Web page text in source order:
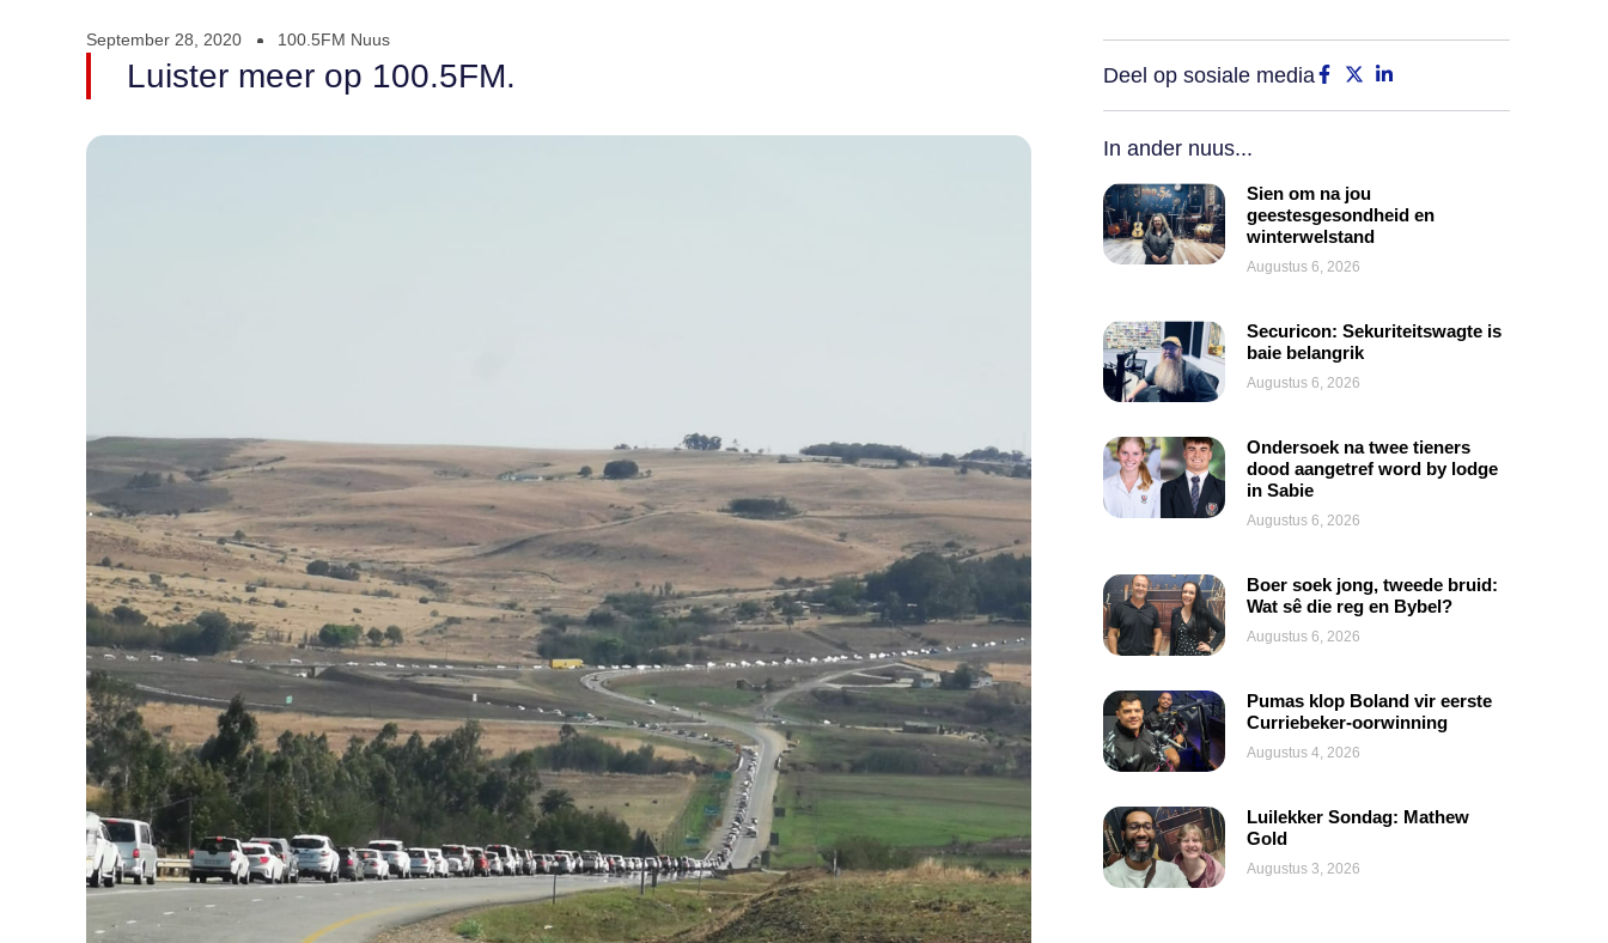
September 28, 2020 100.5FM Nuus
Luister meer op 100.5FM. Deel op sosiale media
In ander nuus...
Sien om na jou
geestesgesondheid en
winterwelstand
Augustus 6, 2026
Securicon: Sekuriteitswagte is
baie belangrik
Augustus 6, 2026
Ondersoek na twee tieners
dood aangetref word by lodge
in Sabie
Augustus 6, 2026
Boer soek jong, tweede bruid:
Wat sê die reg en Bybel?
Augustus 6, 2026
Pumas klop Boland vir eerste
Curriebeker-oorwinning
Augustus 4, 2026
Luilekker Sondag: Mathew
Gold
Augustus 3, 2026